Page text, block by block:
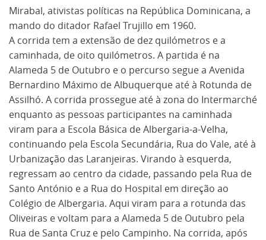
Mirabal, ativistas políticas na República Dominicana, a
mando do ditador Rafael Trujillo em 1960.
A corrida tem a extensão de dez quilómetros e a
caminhada, de oito quilómetros. A partida é na
Alameda 5 de Outubro e o percurso segue a Avenida
Bernardino Máximo de Albuquerque até à Rotunda de
Assilhó. A corrida prossegue até à zona do Intermarché
enquanto as pessoas participantes na caminhada
viram para a Escola Básica de Albergaria-a-Velha,
continuando pela Escola Secundária, Rua do Vale, até à
Urbanização das Laranjeiras. Virando à esquerda,
regressam ao centro da cidade, passando pela Rua de
Santo António e a Rua do Hospital em direção ao
Colégio de Albergaria. Aqui viram para a rotunda das
Oliveiras e voltam para a Alameda 5 de Outubro pela
Rua de Santa Cruz e pelo Campinho. Na corrida, após